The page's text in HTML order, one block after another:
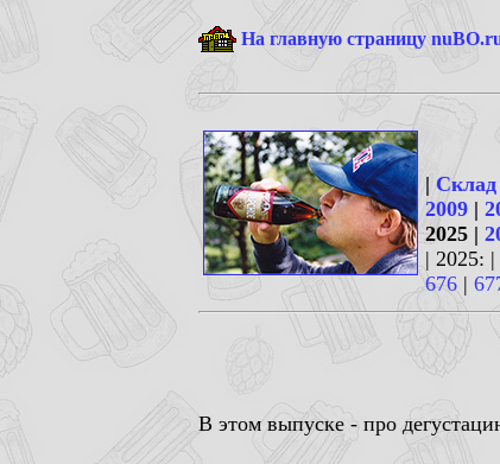
На главную страницу
|
2009 |
2025 |
| 2025: |
676 |
В этом выпуске - про